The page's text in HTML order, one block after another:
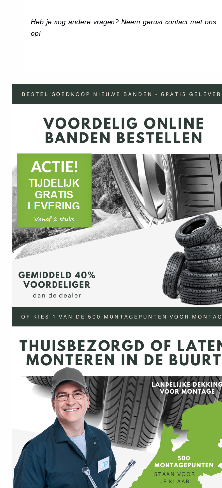
Heb je nog andere vragen? Neem gerust contact met ons
op!